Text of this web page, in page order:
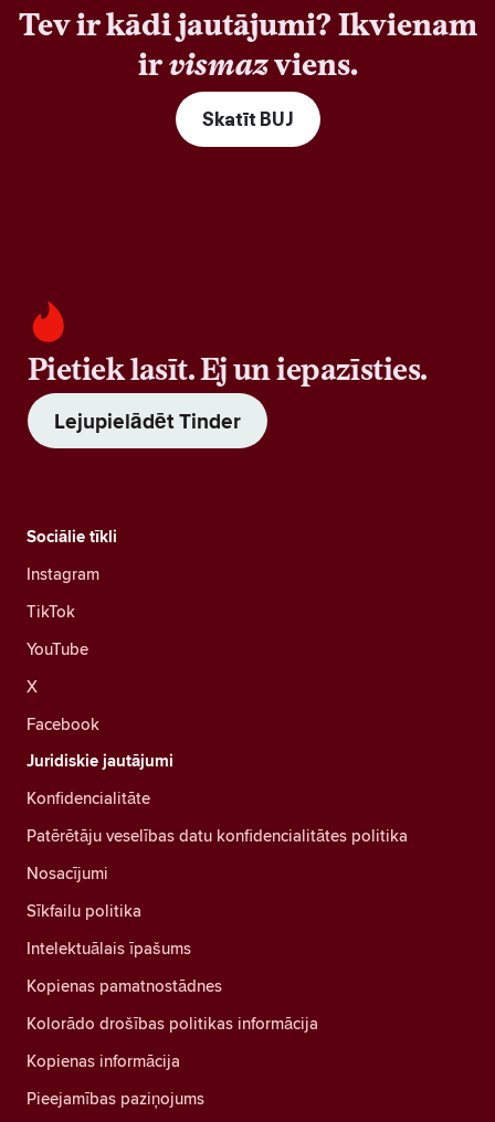
Tev ir kādi jautājumi? Ikvienam
irvismazviens.
Skatīt BUJ
Pietiek lasīt. Ej un iepazīsties.
Lejupielādēt Tinder
Sociālie tīkli
Instagram
TikTok
YouTube
X
Facebook
Juridiskie jautājumi
Konfidencialitāte
Patērētāju veselības datu konfidencialitātes politika
Nosacījumi
Sīkfailu politika
Intelektuālais īpašums
Kopienas pamatnostādnes
Kolorādo drošības politikas informācija
Kopienas informācija
Pieejamības paziņojums